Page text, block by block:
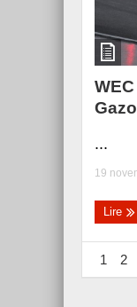
...
19
Lire
1 2